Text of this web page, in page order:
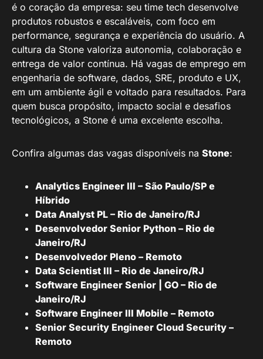
é o coração da empresa: seu time tech desenvolve
produtos robustos e escaláveis, com foco em
performance, segurança e experiência do usuário. A
cultura da Stone valoriza autonomia, colaboração e
entrega de valor contínua. Há vagas de emprego em
engenharia de software, dados, SRE, produto e UX,
em um ambiente ágil e voltado para resultados. Para
quem busca propósito, impacto social e desafios
tecnológicos, a Stone é uma excelente escolha.
Confira algumas das vagas disponíveis na Stone:
Analytics Engineer III – São Paulo/SP e
Híbrido
Data Analyst PL – Rio de Janeiro/RJ
Desenvolvedor Senior Python – Rio de
Janeiro/RJ
Desenvolvedor Pleno – Remoto
Data Scientist III – Rio de Janeiro/RJ
Software Engineer Senior | GO – Rio de
Janeiro/RJ
Software Engineer III Mobile – Remoto
Senior Security Engineer Cloud Security –
Remoto